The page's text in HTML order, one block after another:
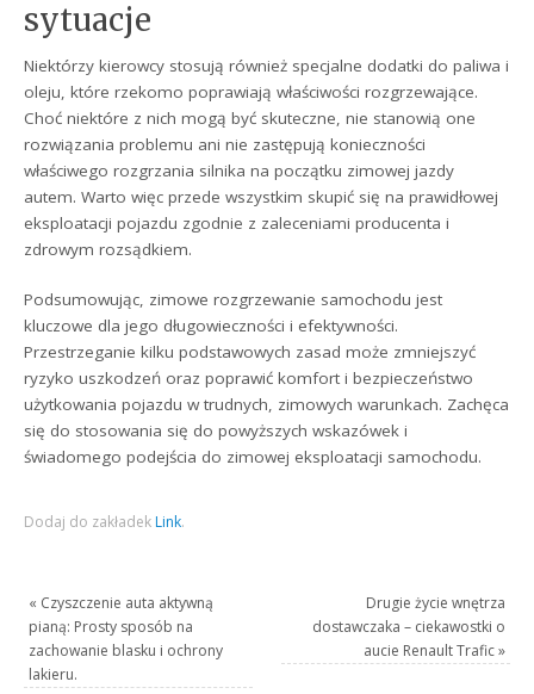
sytuacje
Niektórzy kierowcy stosują również specjalne dodatki do paliwa i
oleju, które rzekomo poprawiają właściwości rozgrzewające.
Choć niektóre z nich mogą być skuteczne, nie stanowią one
rozwiązania problemu ani nie zastępują konieczności
właściwego rozgrzania silnika na początku zimowej jazdy
autem. Warto więc przede wszystkim skupić się na prawidłowej
eksploatacji pojazdu zgodnie z zaleceniami producenta i
zdrowym rozsądkiem.
Podsumowując, zimowe rozgrzewanie samochodu jest
kluczowe dla jego długowieczności i efektywności.
Przestrzeganie kilku podstawowych zasad może zmniejszyć
ryzyko uszkodzeń oraz poprawić komfort i bezpieczeństwo
użytkowania pojazdu w trudnych, zimowych warunkach. Zachęca
się do stosowania się do powyższych wskazówek i
świadomego podejścia do zimowej eksploatacji samochodu.
Dodaj do zakładek Link.
« Czyszczenie auta aktywną
pianą: Prosty sposób na
zachowanie blasku i ochrony
lakieru.
Drugie życie wnętrza
dostawczaka – ciekawostki o
aucie Renault Trafic»